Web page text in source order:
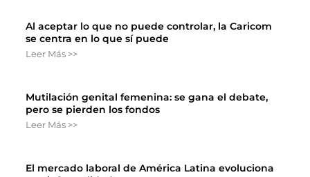
Al aceptar lo que no puede controlar, la Caricom
se centra en lo que sí puede
Leer Más >>
Mutilación genital femenina: se gana el debate,
pero se pierden los fondos
Leer Más >>
El mercado laboral de América Latina evoluciona